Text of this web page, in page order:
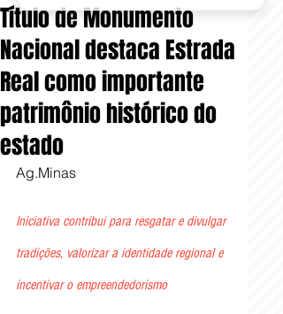
Título de Monumento
Nacional destaca Estrada
Real como importante
patrimônio histórico do
estado
Ag.Minas
Iniciativa contribui para resgatar e divulgar
tradições, valorizar a identidade regional e
incentivar o empreendedorismo